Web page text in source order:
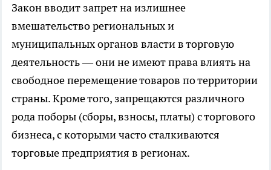
Закон вводит запрет на излишнее
вмешательство региональных и
муниципальных органов власти в торговую
деятельность — они не имеют права влиять на
свободное перемещение товаров по территории
страны. Кроме того, запрещаются различного
рода поборы (сборы, взносы, платы) с торгового
бизнеса, с которыми часто сталкиваются
торговые предприятия в регионах.